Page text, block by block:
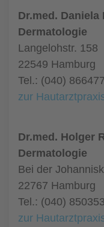
Dr.med.
Dermatologie
Langelohstr. 158
22549 Hamburg
Tel.: (040)
zur
Dr.med. Holger
Dermatologie
Bei der
22767 Hamburg
Tel.: (040)
zur